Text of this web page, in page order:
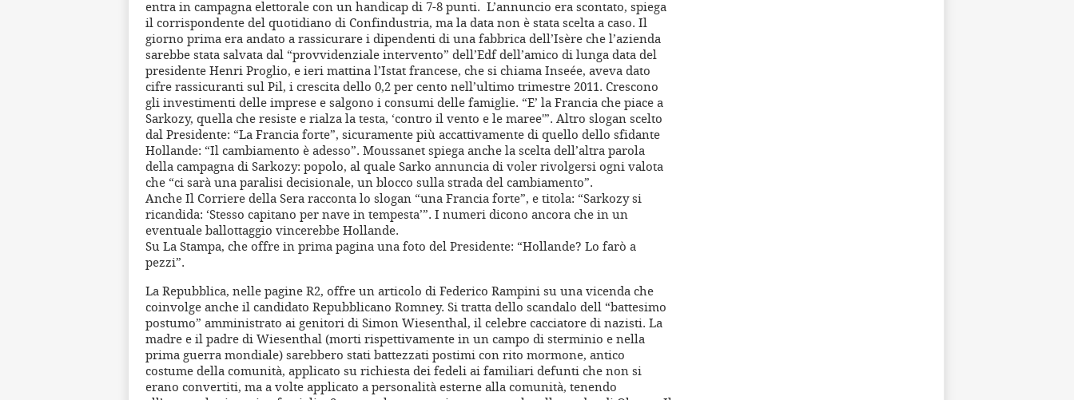
entra in campagna elettorale con un handicap di 7-8 punti. L’annuncio era scontato, spiega
il corrispondente del quotidiano di Confindustria, ma la data non è stata scelta a caso. Il
giorno prima era andato a rassicurare i dipendenti di una fabbrica dell’Isère che l’azienda
sarebbe stata salvata dal “provvidenziale intervento” dell’Edf dell’amico di lunga data del
presidente Henri Proglio, e ieri mattina l’Istat francese, che si chiama Inseée, aveva dato
cifre rassicuranti sul Pil, i crescita dello 0,2 per cento nell’ultimo trimestre 2011. Crescono
gli investimenti delle imprese e salgono i consumi delle famiglie. “E’ la Francia che piace a
Sarkozy, quella che resiste e rialza la testa, ‘contro il vento e le maree'”. Altro slogan scelto
dal Presidente: “La Francia forte”, sicuramente più accattivamente di quello dello sfidante
Hollande: “Il cambiamento è adesso”. Moussanet spiega anche la scelta dell’altra parola
della campagna di Sarkozy: popolo, al quale Sarko annuncia di voler rivolgersi ogni valota
che “ci sarà una paralisi decisionale, un blocco sulla strada del cambiamento”.
Anche Il Corriere della Sera racconta lo slogan “una Francia forte”, e titola: “Sarkozy si
ricandida: ‘Stesso capitano per nave in tempesta’”. I numeri dicono ancora che in un
eventuale ballottaggio vincerebbe Hollande.
Su La Stampa, che offre in prima pagina una foto del Presidente: “Hollande? Lo farò a
pezzi”.
La Repubblica, nelle pagine R2, offre un articolo di Federico Rampini su una vicenda che
coinvolge anche il candidato Repubblicano Romney. Si tratta dello scandalo dell “battesimo
postumo” amministrato ai genitori di Simon Wiesenthal, il celebre cacciatore di nazisti. La
madre e il padre di Wiesenthal (morti rispettivamente in un campo di sterminio e nella
prima guerra mondiale) sarebbero stati battezzati postimi con rito mormone, antico
costume della comunità, applicato su richiesta dei fedeli ai familiari defunti che non si
erano convertiti, ma a volte applicato a personalità esterne alla comunità, tenendo